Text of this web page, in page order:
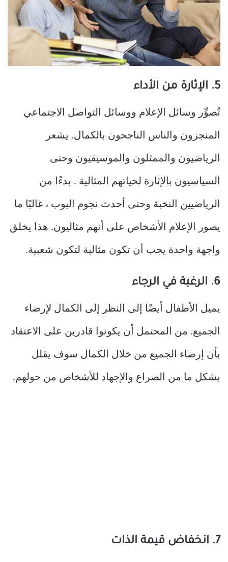
5. الإثارة من الأداء
تُصوِّر وسائل الإعلام ووسائل التواصل الاجتماعي
المنجزون والناس الناجحون بالكمال. يشعر
الرياضيون والممثلون والموسيقيون وحتى
السياسيون بالإثارة لحياتهم المثالية . بدءًا من
الرياضيين النخبة وحتى أحدث نجوم البوب ​​، غالبًا ما
يصور الإعلام الأشخاص على أنهم مثاليون. هذا يخلق
واجهة واحدة يجب أن تكون مثالية لتكون شعبية.
6. الرغبة في الرجاء
يميل الأطفال أيضًا إلى النظر إلى الكمال لإرضاء
الجميع. من المحتمل أن يكونوا قادرين على الاعتقاد
بأن إرضاء الجميع من خلال الكمال سوف يقلل
بشكل ما من الصراع والإجهاد للأشخاص من حولهم.
7. انخفاض قيمة الذات